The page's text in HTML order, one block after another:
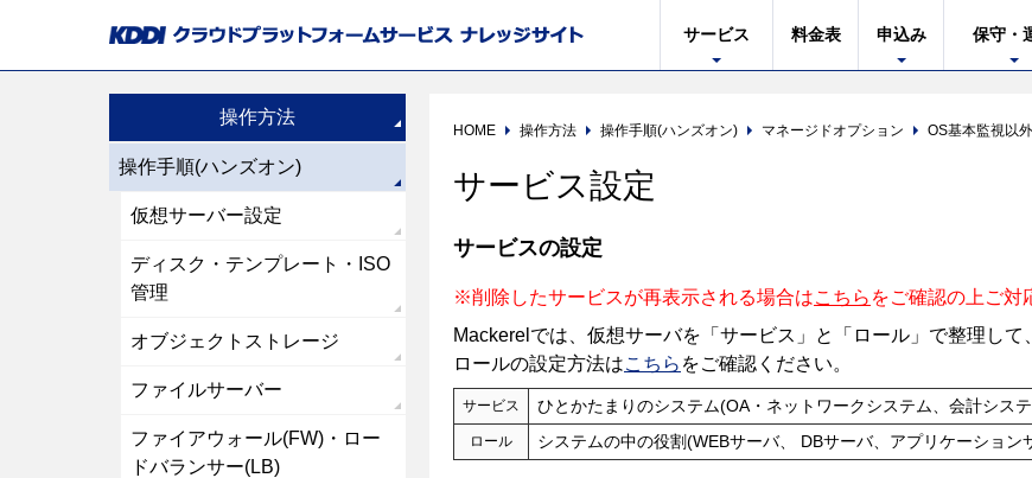
サービス 料金表 申込み 保守・
HOME 操作方法 操作手順(ハンズオン) マネージドオプション OS基本監視以
サービス設定
サービスの設定
※削除したサービスが再表示される場合はこちら をご確認の上ご対
Mackerelでは、仮想サーバを「サービス」と「ロール」で整理して
ロールの設定方法はこちら をご確認ください。
サービス ひとかたまりのシステム(OA・ネットワークシステム、会計シス
ロール システムの中の役割(WEBサーバ、 DBサーバ、アプリケーション
操作方法
操作手順(ハンズオン)
仮想サーバー設定
ディスク・テンプレート・ISO
管理
オブジェクトストレージ
ファイルサーバー
ファイアウォール(FW)・ロー
ドバランサー(LB)